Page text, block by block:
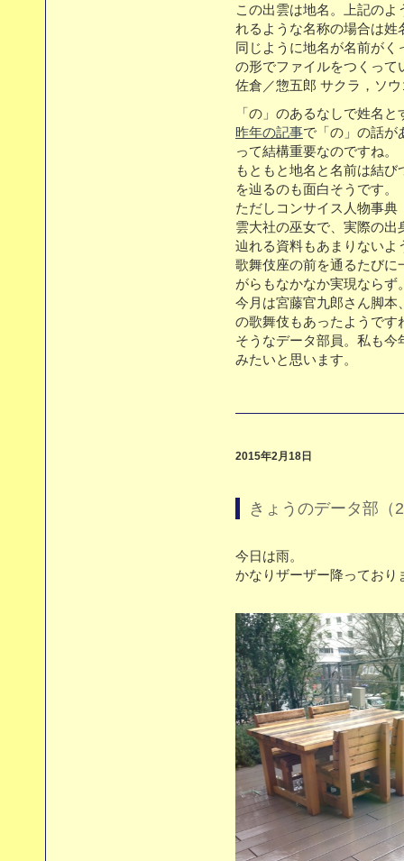
この出雲は地名。上記の
れるような名称の場合は姓
同じように地名が名前が
の形でファイルをつくって
佐倉／惣五郎 サクラ，ソ
「の」のあるなしで姓名
昨年の記事で「の」の話が
って結構重要なのですね。
もともと地名と名前は結
を辿るのも面白そうです。
ただしコンサイス人物事
雲大社の巫女で、実際の
辿れる資料もあまりないよ
歌舞伎座の前を通るたびに
がらもなかなか実現ならず
今月は宮藤官九郎さん脚本
の歌舞伎もあったようです
そうなデータ部員。私も
みたいと思います。
2015年2月18日
きょうのデータ部（
今日は雨。
かなりザーザー降っており